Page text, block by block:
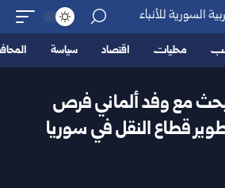
محليات اقتصاد سياسة
مع وفد ألماني فرص
قطاع النقل في سوريا